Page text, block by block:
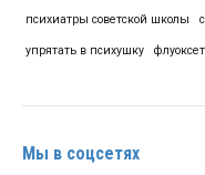
психиатры советской школы
упрятать в психушку
Мы в соцсетях